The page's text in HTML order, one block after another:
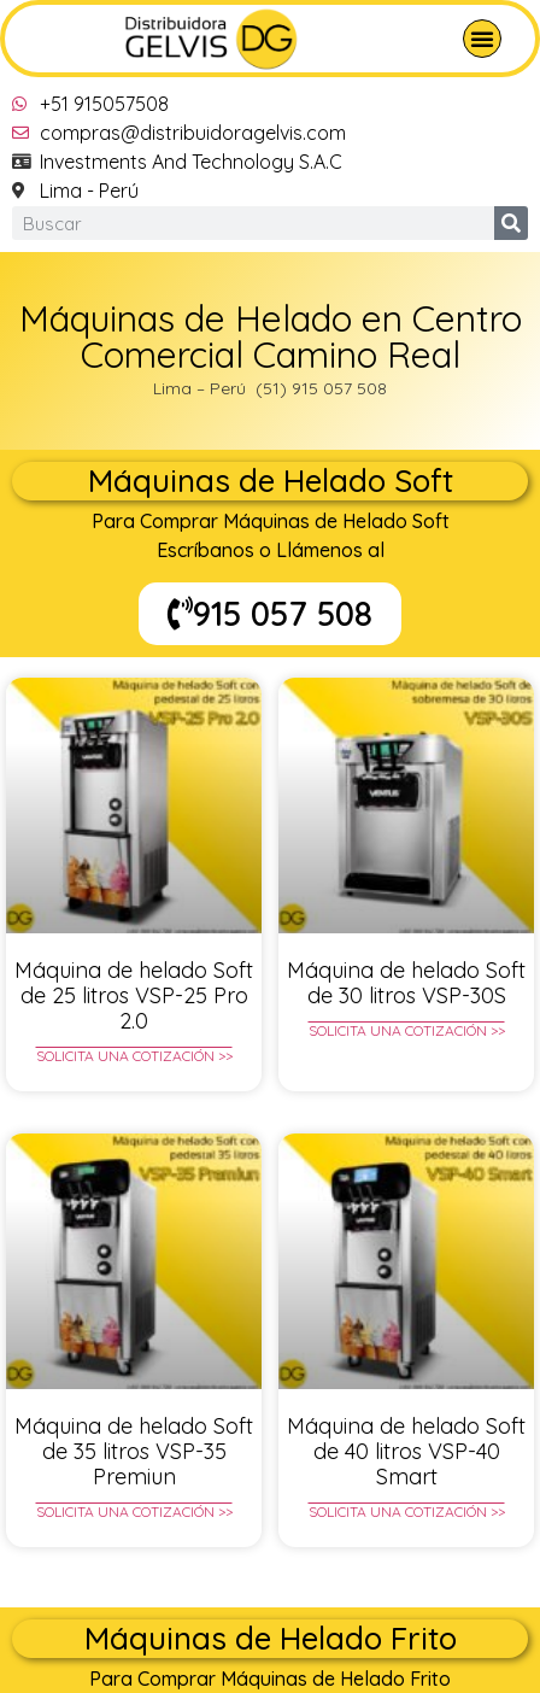
+51 915057508
compras@distribuidoragelvis.com
Investments And Technology S.A.C
Lima - Perú
Máquinas de Helado en Centro
Comercial Camino Real
Lima – Perú (51) 915 057 508
Máquinas de Helado Soft
Para Comprar Máquinas de Helado Soft
Escríbanos o Llámenos al
915 057 508
Máquina de helado Soft
de 25 litros VSP-25 Pro
2.0
SOLICITA UNA COTIZACIÓN >>
Máquina de helado Soft
de 30 litros VSP-30S
SOLICITA UNA COTIZACIÓN >>
Máquina de helado Soft
de 35 litros VSP-35
Premiun
SOLICITA UNA COTIZACIÓN >>
Máquina de helado Soft
de 40 litros VSP-40
Smart
SOLICITA UNA COTIZACIÓN >>
Máquinas de Helado Frito
Para Comprar Máquinas de Helado Frito